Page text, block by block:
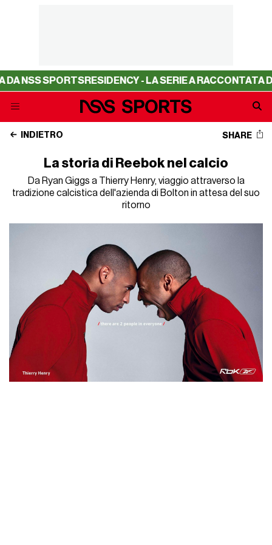
RESIDENCY - LA SERIE A RACCONTATA DA NSS
INDIETRO SHARE
La storia di Reebok nel calcio
Da Ryan Giggs a Thierry Henry, viaggio attraverso la
tradizione calcistica dell'azienda di Bolton in attesa del suo
ritorno